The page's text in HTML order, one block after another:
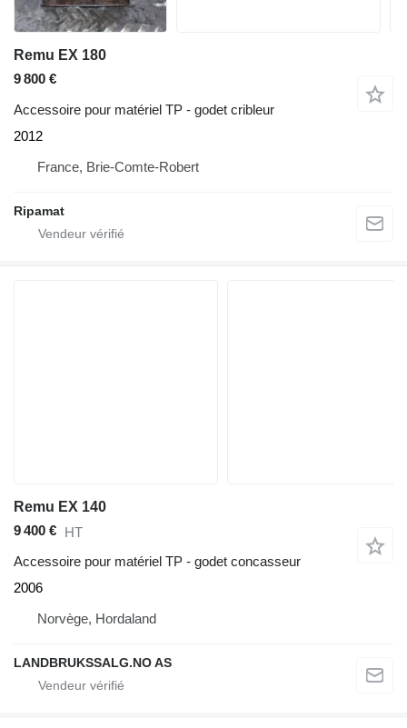
Remu EX 180
9 800 €
Accessoire pour matériel TP - godet cribleur
2012
France, Brie-Comte-Robert
Ripamat
Remu EX 140
9 400 € HT
Accessoire pour matériel TP - godet concasseur
2006
Norvège, Hordaland
LANDBRUKSSALG.NO AS